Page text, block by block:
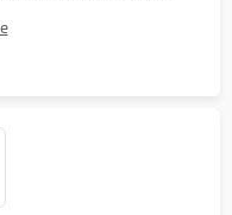
и программная
сканера.